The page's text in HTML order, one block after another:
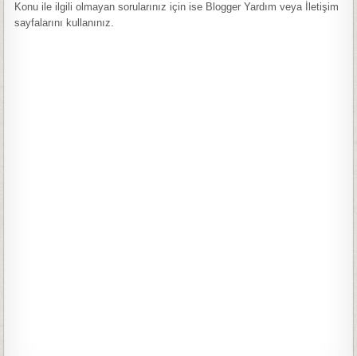
Konu ile ilgili olmayan sorularınız için ise Blogger Yardım veya İletişim
sayfalarını kullanınız.